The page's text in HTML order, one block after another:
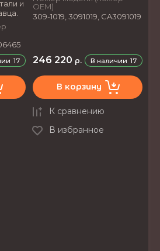
и
17
OEM)
309-1019, 3091019, CA3091019
В наличии 17
246 220 р.
В корзину
К сравнению
В избранное